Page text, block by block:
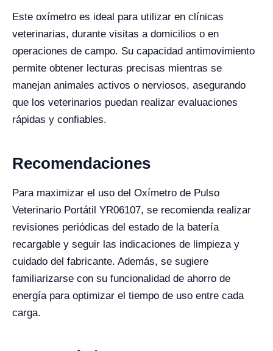
Este oxímetro es ideal para utilizar en clínicas
veterinarias, durante visitas a domicilios o en
operaciones de campo. Su capacidad antimovimiento
permite obtener lecturas precisas mientras se
manejan animales activos o nerviosos, asegurando
que los veterinarios puedan realizar evaluaciones
rápidas y confiables.
Recomendaciones
Para maximizar el uso del Oxímetro de Pulso
Veterinario Portátil YR06107, se recomienda realizar
revisiones periódicas del estado de la batería
recargable y seguir las indicaciones de limpieza y
cuidado del fabricante. Además, se sugiere
familiarizarse con su funcionalidad de ahorro de
energía para optimizar el tiempo de uso entre cada
carga.